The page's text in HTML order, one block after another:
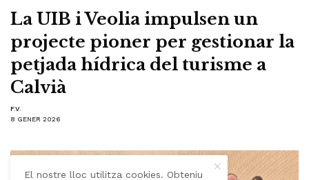
La UIB i Veolia impulsen un
projecte pioner per gestionar la
petjada hídrica del turisme a
Calvià
F.V.
8 GENER 2026
El nostre lloc utilitza cookies. Obteniu